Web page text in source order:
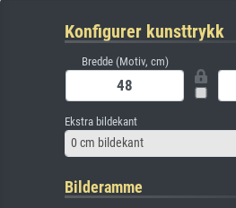
Konfigurer kunsttrykk
Bredde (Motiv, cm)
Ekstra bildekant
0 cm bildekant
Bilderamme